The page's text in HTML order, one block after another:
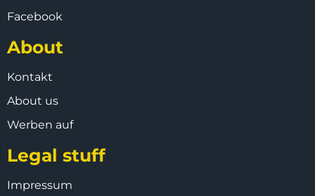
Facebook
About
Kontakt
About us
Werben auf
Legal stuff
Impressum